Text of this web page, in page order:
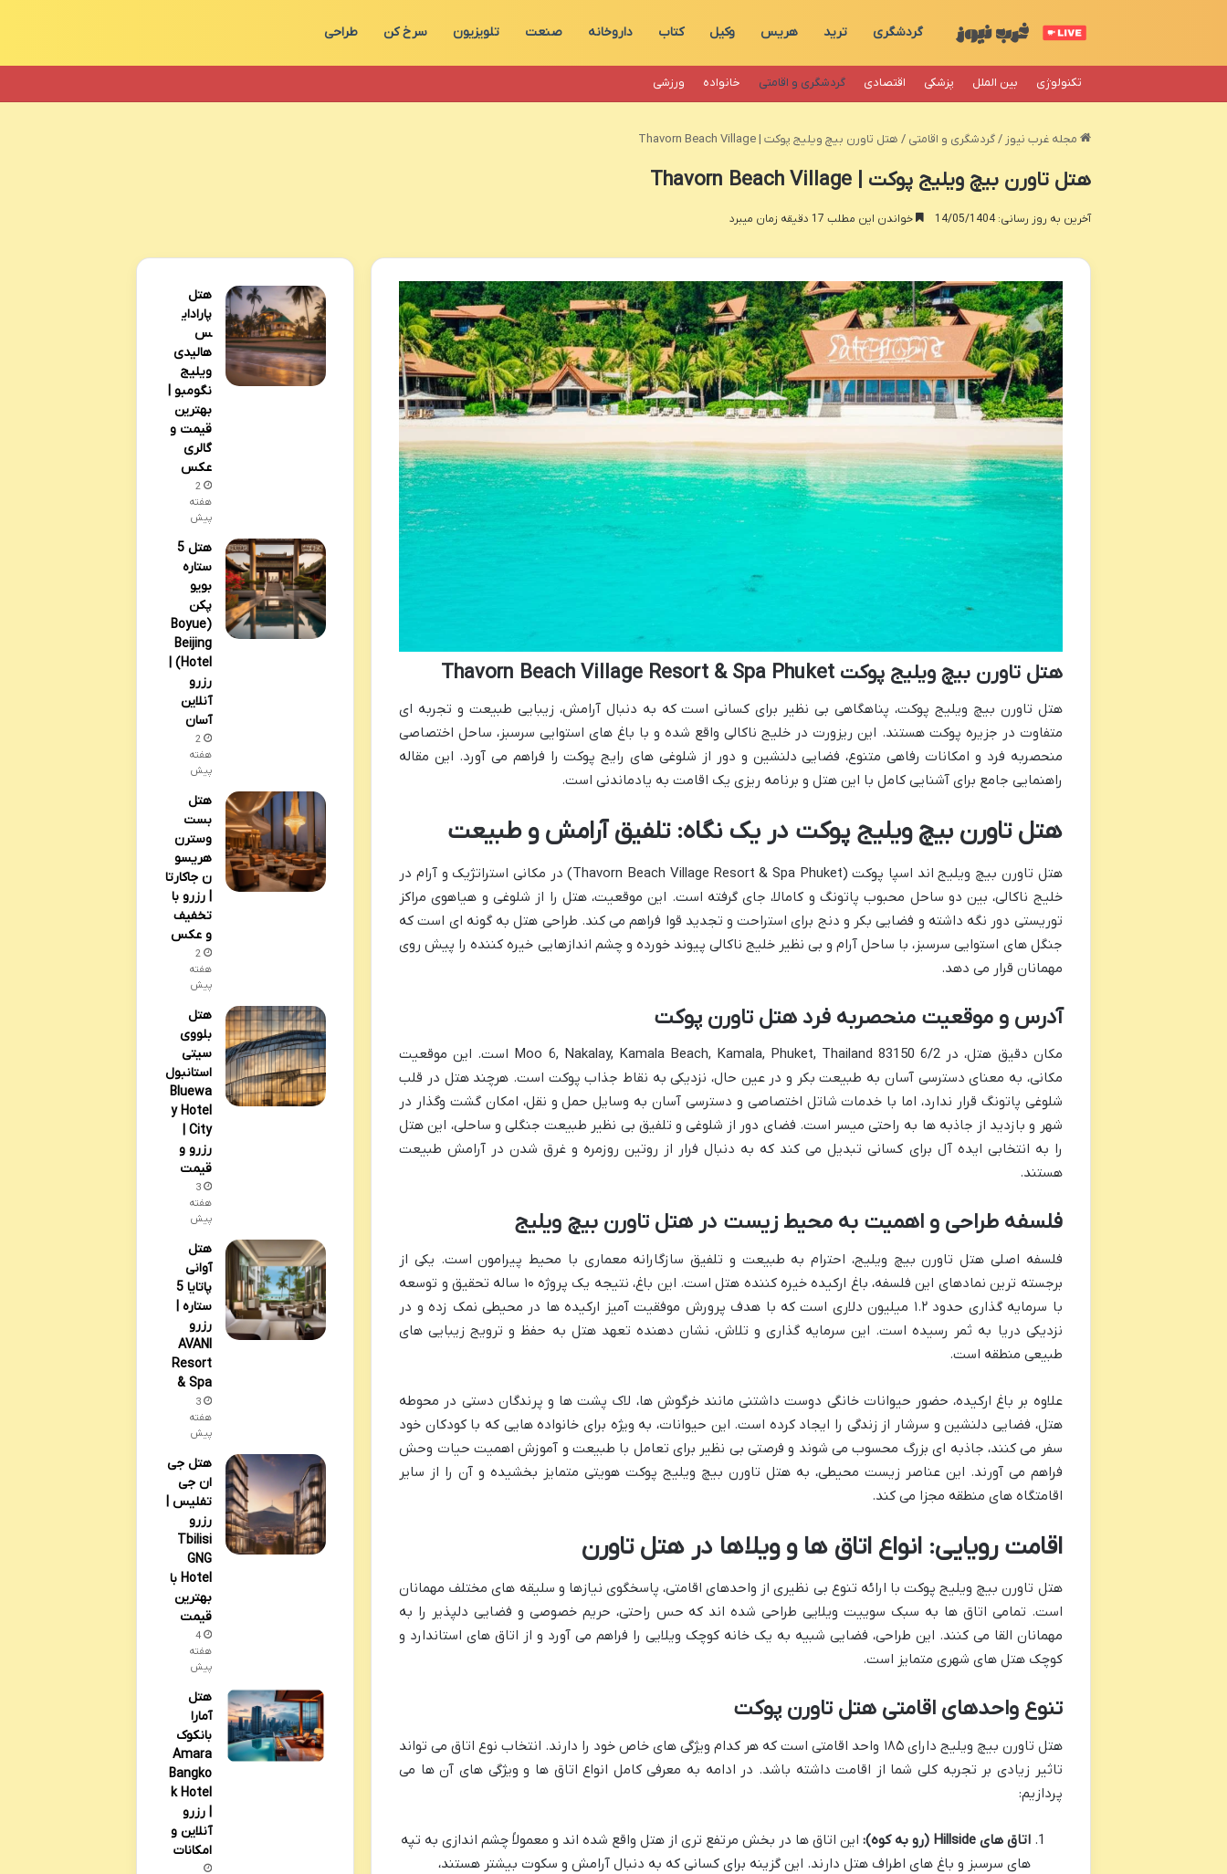
گردشگری ترید هریس وکیل کتاب داروخانه صنعت تلویزیون سرخ کن طراحی
تکنولوژی بین الملل پزشکی اقتصادی گردشگری و اقامتی خانواده ورزشی
مجله غرب نیوز / گردشگری و اقامتی / هتل تاورن بیچ ویلیج پوکت | Thavorn Beach Village
هتل تاورن بیچ ویلیج پوکت | Thavorn Beach Village
آخرین به روز رسانی: 14/05/1404 خواندن این مطلب 17 دقیقه زمان میبرد
هتل تاورن بیچ ویلیج پوکت Thavorn Beach Village Resort & Spa Phuket
هتل تاورن بیچ ویلیج پوکت، پناهگاهی بی نظیر برای کسانی است که به دنبال آرامش، زیبایی طبیعت و تجربه ای
متفاوت در جزیره پوکت هستند. این ریزورت در خلیج ناکالی واقع شده و با باغ های استوایی سرسبز، ساحل اختصاصی
منحصربه فرد و امکانات رفاهی متنوع، فضایی دلنشین و دور از شلوغی های رایج پوکت را فراهم می آورد. این مقاله
راهنمایی جامع برای آشنایی کامل با این هتل و برنامه ریزی یک اقامت به یادماندنی است.
هتل تاورن بیچ ویلیج پوکت در یک نگاه: تلفیق آرامش و طبیعت
هتل تاورن بیچ ویلیج اند اسپا پوکت (Thavorn Beach Village Resort & Spa Phuket) در مکانی استراتژیک و آرام در
خلیج ناکالی، بین دو ساحل محبوب پاتونگ و کامالا، جای گرفته است. این موقعیت، هتل را از شلوغی و هیاهوی مراکز
توریستی دور نگه داشته و فضایی بکر و دنج برای استراحت و تجدید قوا فراهم می کند. طراحی هتل به گونه ای است که
جنگل های استوایی سرسبز، با ساحل آرام و بی نظیر خلیج ناکالی پیوند خورده و چشم اندازهایی خیره کننده را پیش روی
مهمانان قرار می دهد.
آدرس و موقعیت منحصربه فرد هتل تاورن پوکت
مکان دقیق هتل، در 6/2 Moo 6, Nakalay, Kamala Beach, Kamala, Phuket, Thailand 83150 است. این موقعیت
مکانی، به معنای دسترسی آسان به طبیعت بکر و در عین حال، نزدیکی به نقاط جذاب پوکت است. هرچند هتل در قلب
شلوغی پاتونگ قرار ندارد، اما با خدمات شاتل اختصاصی و دسترسی آسان به وسایل حمل و نقل، امکان گشت وگذار در
شهر و بازدید از جاذبه ها به راحتی میسر است. فضای دور از شلوغی و تلفیق بی نظیر طبیعت جنگلی و ساحلی، این هتل
را به انتخابی ایده آل برای کسانی تبدیل می کند که به دنبال فرار از روتین روزمره و غرق شدن در آرامش طبیعت
هستند.
فلسفه طراحی و اهمیت به محیط زیست در هتل تاورن بیچ ویلیج
فلسفه اصلی هتل تاورن بیچ ویلیج، احترام به طبیعت و تلفیق سازگارانه معماری با محیط پیرامون است. یکی از
برجسته ترین نمادهای این فلسفه، باغ ارکیده خیره کننده هتل است. این باغ، نتیجه یک پروژه ۱۰ ساله تحقیق و توسعه
با سرمایه گذاری حدود ۱.۲ میلیون دلاری است که با هدف پرورش موفقیت آمیز ارکیده ها در محیطی نمک زده و در
نزدیکی دریا به ثمر رسیده است. این سرمایه گذاری و تلاش، نشان دهنده تعهد هتل به حفظ و ترویج زیبایی های
طبیعی منطقه است.
علاوه بر باغ ارکیده، حضور حیوانات خانگی دوست داشتنی مانند خرگوش ها، لاک پشت ها و پرندگان دستی در محوطه
هتل، فضایی دلنشین و سرشار از زندگی را ایجاد کرده است. این حیوانات، به ویژه برای خانواده هایی که با کودکان خود
سفر می کنند، جاذبه ای بزرگ محسوب می شوند و فرصتی بی نظیر برای تعامل با طبیعت و آموزش اهمیت حیات وحش
فراهم می آورند. این عناصر زیست محیطی، به هتل تاورن بیچ ویلیج پوکت هویتی متمایز بخشیده و آن را از سایر
اقامتگاه های منطقه مجزا می کند.
اقامت رویایی: انواع اتاق ها و ویلاها در هتل تاورن
هتل تاورن بیچ ویلیج پوکت با ارائه تنوع بی نظیری از واحدهای اقامتی، پاسخگوی نیازها و سلیقه های مختلف مهمانان
است. تمامی اتاق ها به سبک سوییت ویلایی طراحی شده اند که حس راحتی، حریم خصوصی و فضایی دلپذیر را به
مهمانان القا می کنند. این طراحی، فضایی شبیه به یک خانه کوچک ویلایی را فراهم می آورد و از اتاق های استاندارد و
کوچک هتل های شهری متمایز است.
تنوع واحدهای اقامتی هتل تاورن پوکت
هتل تاورن بیچ ویلیج دارای ۱۸۵ واحد اقامتی است که هر کدام ویژگی های خاص خود را دارند. انتخاب نوع اتاق می تواند
تاثیر زیادی بر تجربه کلی شما از اقامت داشته باشد. در ادامه به معرفی کامل انواع اتاق ها و ویژگی های آن ها می
پردازیم:
اتاق های Hillside (رو به کوه):
این اتاق ها در بخش مرتفع تری از هتل واقع شده اند و معمولاً چشم اندازی به تپه
های سرسبز و باغ های اطراف هتل دارند. این گزینه برای کسانی که به دنبال آرامش و سکوت بیشتر هستند،
هتل
پارادای
س
هالیدی
ویلیج
نگومبو |
بهترین
قیمت و
گالری
عکس
2
هفته
پیش
هتل 5
ستاره
بویو
پکن
(Boyue
Beijing
Hotel) |
رزرو
آنلاین
آسان
2
هفته
پیش
هتل
بست
وسترن
هریسو
ن جاکارتا
| رزرو با
تخفیف
و عکس
2
هفته
پیش
هتل
بلووی
سیتی
استانبول
Bluewa
y Hotel
City |
رزرو و
قیمت
3
هفته
پیش
هتل
آوانی
پاتایا 5
ستاره |
رزرو
AVANI
Resort
& Spa
3
هفته
پیش
هتل جی
ان جی
تفلیس |
رزرو
Tbilisi
GNG
Hotel با
بهترین
قیمت
4
هفته
پیش
هتل
آمارا
بانکوک
Amara
Bangko
k Hotel
| رزرو
آنلاین و
امکانات